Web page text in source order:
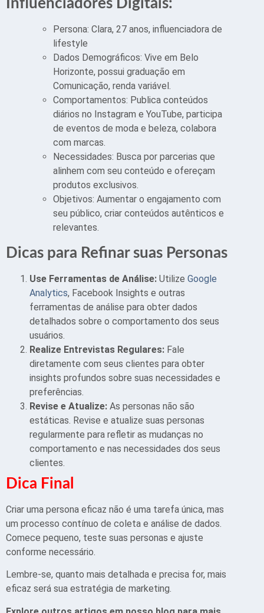
Influenciadores Digitais:
Persona: Clara, 27 anos, influenciadora de
lifestyle
Dados Demográficos: Vive em Belo
Horizonte, possui graduação em
Comunicação, renda variável.
Comportamentos: Publica conteúdos
diários no Instagram e YouTube, participa
de eventos de moda e beleza, colabora
com marcas.
Necessidades: Busca por parcerias que
alinhem com seu conteúdo e ofereçam
produtos exclusivos.
Objetivos: Aumentar o engajamento com
seu público, criar conteúdos autênticos e
relevantes.
Dicas para Refinar suas Personas
Use Ferramentas de Análise: Utilize Google
Analytics, Facebook Insights e outras
ferramentas de análise para obter dados
detalhados sobre o comportamento dos seus
usuários.
Realize Entrevistas Regulares: Fale
diretamente com seus clientes para obter
insights profundos sobre suas necessidades e
preferências.
Revise e Atualize: As personas não são
estáticas. Revise e atualize suas personas
regularmente para refletir as mudanças no
comportamento e nas necessidades dos seus
clientes.
Dica Final
Criar uma persona eficaz não é uma tarefa única, mas
um processo contínuo de coleta e análise de dados.
Comece pequeno, teste suas personas e ajuste
conforme necessário.
Lembre-se, quanto mais detalhada e precisa for, mais
eficaz será sua estratégia de marketing.